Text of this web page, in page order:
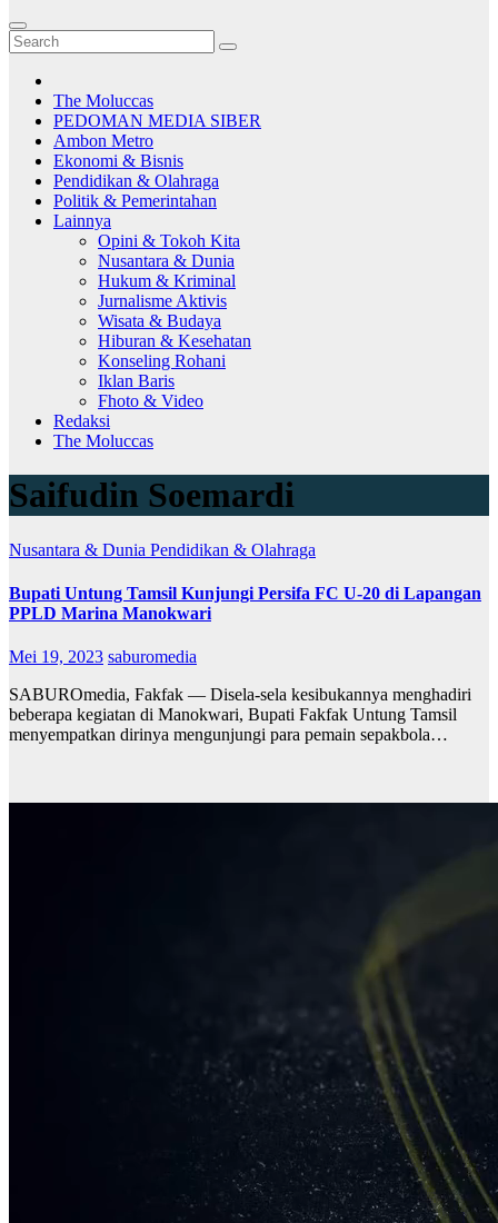
The Moluccas
PEDOMAN MEDIA SIBER
Ambon Metro
Ekonomi & Bisnis
Pendidikan & Olahraga
Politik & Pemerintahan
Lainnya
Opini & Tokoh Kita
Nusantara & Dunia
Hukum & Kriminal
Jurnalisme Aktivis
Wisata & Budaya
Hiburan & Kesehatan
Konseling Rohani
Iklan Baris
Fhoto & Video
Redaksi
The Moluccas
Saifudin Soemardi
Nusantara & Dunia Pendidikan & Olahraga
Bupati Untung Tamsil Kunjungi Persifa FC U-20 di Lapangan
PPLD Marina Manokwari
Mei 19, 2023 saburomedia
SABUROmedia, Fakfak — Disela-sela kesibukannya menghadiri
beberapa kegiatan di Manokwari, Bupati Fakfak Untung Tamsil
menyempatkan dirinya mengunjungi para pemain sepakbola…